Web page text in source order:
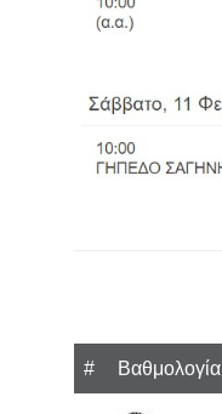
# Βαθμολογία